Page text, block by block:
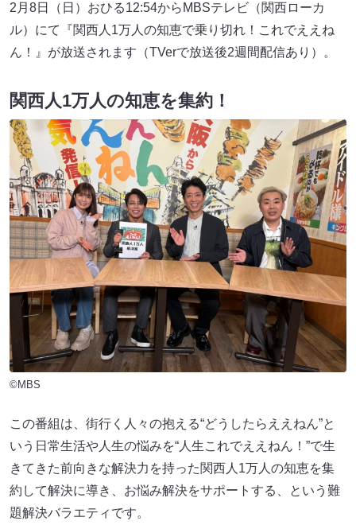
2月8日（日）おひる12:54からMBSテレビ（関西ローカ
ル）にて『関西人1万人の知恵で乗り切れ！これでええね
ん！』が放送されます（TVerで放送後2週間配信あり）。
関西人1万人の知恵を集約！
©MBS
この番組は、街行く人々の抱える“どうしたらええねん”と
いう日常生活や人生の悩みを“人生これでええねん！”で生
きてきた前向きな解決力を持った関西人1万人の知恵を集
約して解決に導き、お悩み解決をサポートする、という難
題解決バラエティです。